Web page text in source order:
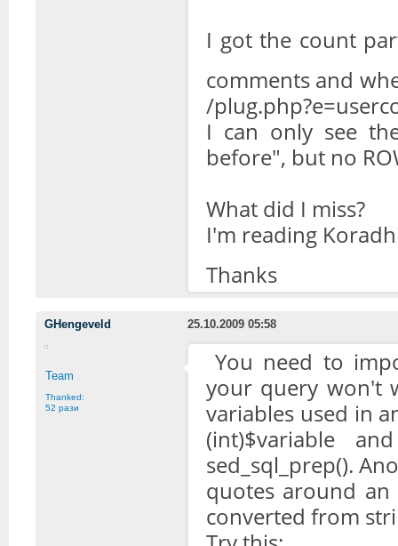
I got the count
comments and
/
I can only see
before", but no
What did I miss?
I'm reading
Thanks
GHengeveld 25.10.2009 05:58
Team
Thanked:
52 рази
You need to
your query won't
variables used in
(int)$variable
sed_sql_prep().
quotes around
converted from